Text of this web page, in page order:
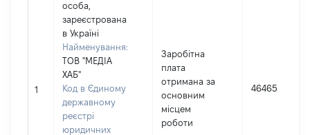
1
особа,
зареєстрована
в Україні
Найменування:
ТОВ "МЕДІА
ХАБ"
Код в Єдиному
державному
реєстрі
юридичних
Заробітна
плата
отримана за
основним
місцем
роботи
46465